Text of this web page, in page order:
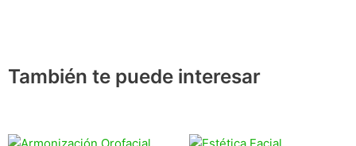
También te puede interesar